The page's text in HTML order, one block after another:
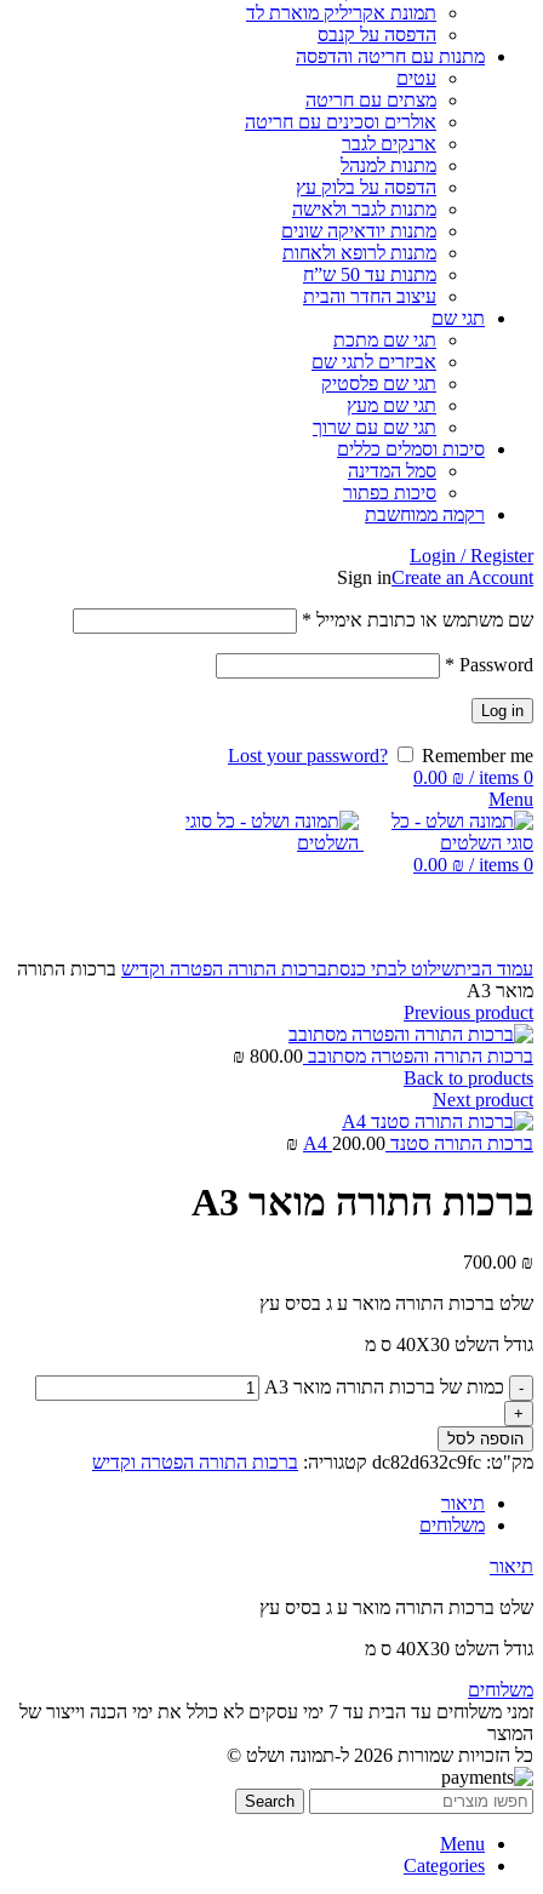
תמונת אקריליק מוארת לד
הדפסה על קנבס
מתנות עם חריטה והדפסה
עטים
מצתים עם חריטה
אולרים וסכינים עם חריטה
ארנקים לגבר
מתנות למנהל
הדפסה על בלוק עץ
מתנות לגבר ולאישה
מתנות יודאיקה שונים
מתנות לרופא ולאחות
מתנות עד 50 ש”ח
עיצוב החדר והבית
תגי שם
תגי שם מתכת
אביזרים לתגי שם
תגי שם פלסטיק
תגי שם מעץ
תגי שם עם שרוך
סיכות וסמלים כללים
סמל המדינה
סיכות כפתור
רקמה ממוחשבת
Login / Register
Sign inCreate an Account
שם משתמש או כתובת אימייל *
Password
*
Log in
Lost your password?
Remember me
0
items
/
0.00 ₪
Menu
0
items
/
0.00 ₪
עמוד הביתשילוט לבתי כנסתברכות התורה הפטרה וקדיש ברכות התורה
מואר A3
Previous product
ברכות התורה והפטרה מסתובב 800.00
₪
Back to products
Next product
ברכות התורה סטנד A4 200.00
₪
ברכות התורה מואר A3
700.00 ₪
שלט ברכות התורה מואר ע ג בסיס עץ
גודל השלט 40X30 ס מ
כמות של ברכות התורה מואר A3
הוספה לסל
מק"ט: dc82d632c9fc קטגוריה: ברכות התורה הפטרה וקדיש
תיאור
משלוחים
תיאור
שלט ברכות התורה מואר ע ג בסיס עץ
גודל השלט 40X30 ס מ
משלוחים
זמני משלוחים עד הבית עד 7 ימי עסקים לא כולל את ימי הכנה וייצור של
המוצר
כל הזכויות שמורות 2026 ל-תמונה ושלט ©
Search
Menu
Categories